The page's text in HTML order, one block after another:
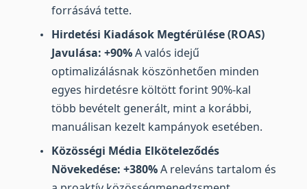
forrásává tette.
Hirdetési Kiadások Megtérülése (ROAS)
Javulása: +90%A valós idejű
optimalizálásnak köszönhetően minden
egyes hirdetésre költött forint 90%-kal
több bevételt generált, mint a korábbi,
manuálisan kezelt kampányok esetében.
Közösségi Média Elköteleződés
Növekedése: +380%A releváns tartalom és